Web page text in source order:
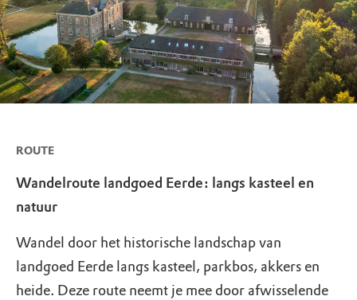
ROUTE
Wandelroute landgoed Eerde: langs kasteel en
natuur
Wandel door het historische landschap van
landgoed Eerde langs kasteel, parkbos, akkers en
heide. Deze route neemt je mee door afwisselende